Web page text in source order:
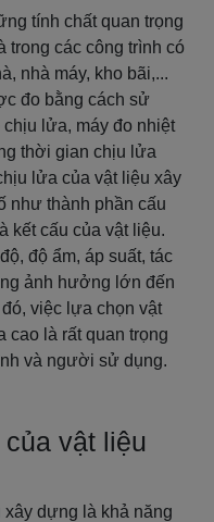
tính chất quan trọng
trong các công trình có
nhà máy, kho bãi,...
đo bằng cách sử
lửa, máy đo nhiệt
thời gian chịu lửa
lửa của vật liệu xây
như thành phần cấu
kết cấu của vật liệu.
độ ẩm, áp suất, tác
ảnh hưởng lớn đến
việc lựa chọn vật
cao là rất quan trọng
và người sử dụng.
vật liệu
dựng là khả năng